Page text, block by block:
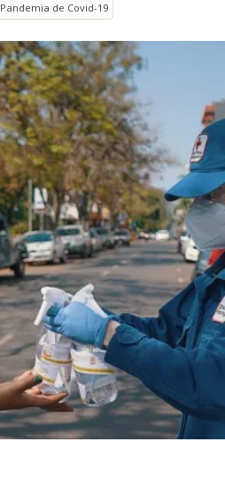
Pandemia de Covid-19